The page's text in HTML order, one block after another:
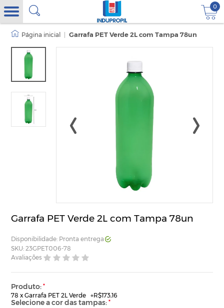
0
Garrafa PET Verde 2L com Tampa 78un
Garrafa PET Verde 2L com Tampa 78un
Disponibilidade: Pronta entrega
SKU: 23GPET006-78
Avaliações
Produto: *
78 x Garrafa PET 2L Verde+R$173,16
Selecione a cor das tampas: *